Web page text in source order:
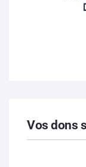
Vos dons